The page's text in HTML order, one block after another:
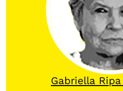
Calendario civile
Elezioni dal mondo
OLTRE LA SCUOLA
Gabriella